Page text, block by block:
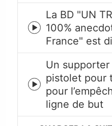
Episode
play
icon
La BD "UN
100%
France" est
Episode
play
icon
Un
pistolet pour
pour
ligne de but